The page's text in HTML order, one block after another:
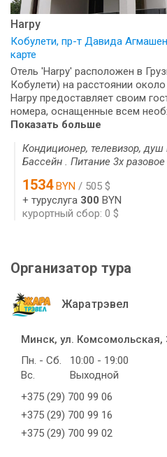
Harpy
Кобулети, пр-т Давида
карте
Отель 'Harpy' расположен в
Кобулети) на расстоянии
Harpy предоставляет своим
номера, оснащенные всем
Показать больше
Кондиционер, телевизор,
Бассейн . Питание 3х разовое
1534BYN / 505 $
+ туруслуга 300 BYN
курортный сбор: 0 $
Организатор тура
Жаратрэвел
Минск, ул.
Пн. - Сб.
10:00 - 19:00
Вс.
Выходной
+375 (29) 700 99 06
+375 (29) 700 99 16
+375 (29) 700 99 02